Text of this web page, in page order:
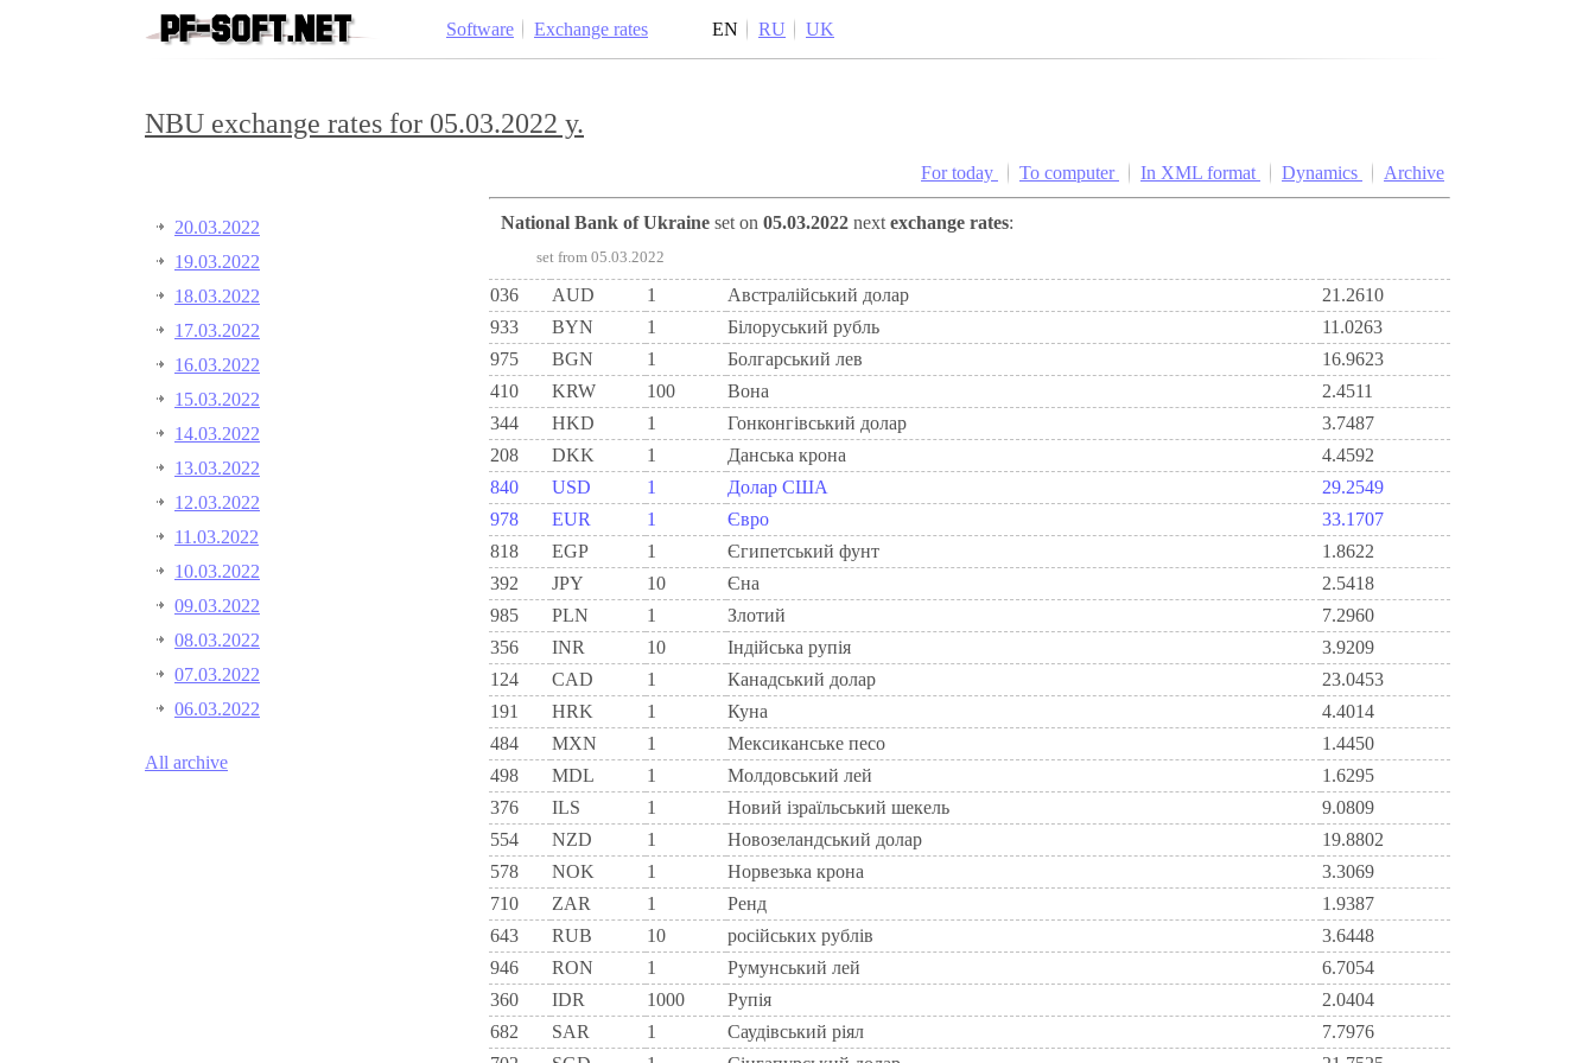
Software Exchange rates EN RU UK
NBU exchange rates for 05.03.2022 y.
20.03.2022
19.03.2022
18.03.2022
17.03.2022
16.03.2022
15.03.2022
14.03.2022
13.03.2022
12.03.2022
11.03.2022
10.03.2022
09.03.2022
08.03.2022
07.03.2022
06.03.2022
All archive
For today To computer In XML format Dynamics Archive
National Bank of Ukraine set on 05.03.2022 next exchange rates:
set from 05.03.2022
036 AUD 1 Австралійський долар
21.2610
933
BYN 1 Бiлоруський рубль
11.0263
975
BGN 1 Болгарський лев
16.9623
410
KRW 100 Вона
2.4511
344
HKD 1 Гонконгівський долар
3.7487
208
DKK 1 Данська крона
4.4592
840
USD 1 Долар США
29.2549
978
EUR 1 Євро
33.1707
818
EGP 1 Єгипетський фунт
1.8622
392
JPY 10 Єна
2.5418
985
PLN 1 Злотий
7.2960
356
INR 10 Індійська рупія
3.9209
124
CAD 1 Канадський долар
23.0453
191
HRK 1 Куна
4.4014
484
MXN 1 Мексиканське песо
1.4450
498
MDL 1 Молдовський лей
1.6295
376
ILS 1 Новий ізраїльський шекель
9.0809
554
NZD 1 Новозеландський долар
19.8802
578
NOK 1 Норвезька крона
3.3069
710
ZAR 1 Ренд
1.9387
643
RUB 10 російських рублів
3.6448
946
RON 1 Румунський лей
6.7054
360
IDR 1000 Рупія
2.0404
682
SAR 1 Саудівський ріял
7.7976